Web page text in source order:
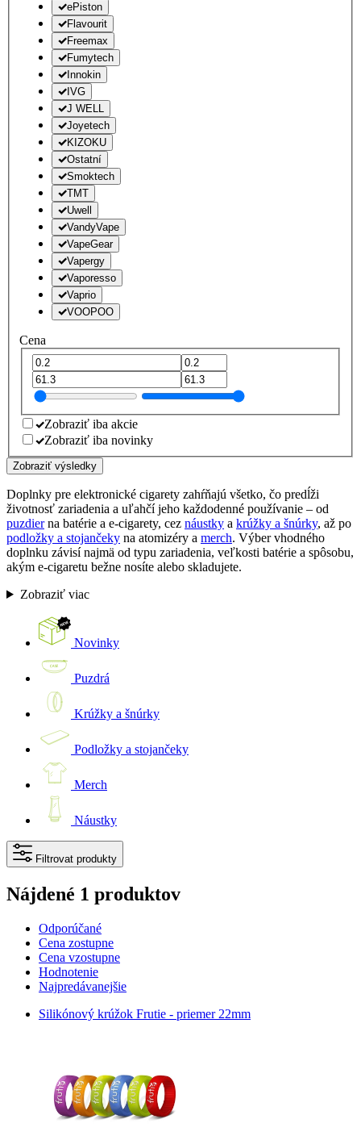
ePiston
Flavourit
Freemax
Fumytech
Innokin
IVG
J WELL
Joyetech
KIZOKU
Ostatní
Smoktech
TMT
Uwell
VandyVape
VapeGear
Vapergy
Vaporesso
Vaprio
VOOPOO
Cena
Zobraziť iba akcie
Zobraziť iba novinky
Zobraziť výsledky
Doplnky pre elektronické cigarety zahŕňajú všetko, čo predĺži
životnosť zariadenia a uľahčí jeho každodenné používanie – od
puzdierna batérie a e-cigarety, cez náustky a krúžky a šnúrky, až po
podložky a stojančeky na atomizéry a merch. Výber vhodného
doplnku závisí najmä od typu zariadenia, veľkosti batérie a spôsobu,
akým e-cigaretu bežne nosíte alebo skladujete.
Zobraziť viac
Novinky
Puzdrá
Krúžky a šnúrky
Podložky a stojančeky
Merch
Náustky
Filtrovat produkty
Nájdené 1 produktov
Odporúčané
Cena zostupne
Cena vzostupne
Hodnotenie
Najpredávanejšie
Silikónový krúžok Frutie - priemer 22mm